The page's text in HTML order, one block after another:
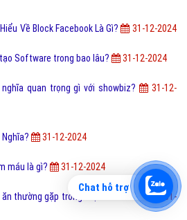
Về Block Facebook Là Gì? 31-12-2024
Software trong bao lâu? 31-12-2024
quan trọng gì với showbiz?
31-12-
Nghĩa? 31-12-2024
máu là gì? 31-12-2024
thường gặp trong thực đơn menu?
31-
Chat hỗ trợ